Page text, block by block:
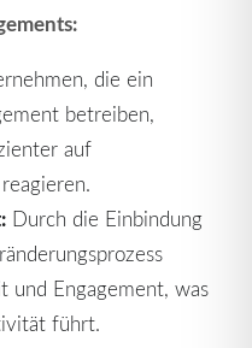
die ein
betreiben,
auf
Durch die Einbindung
und Engagement, was
führt.